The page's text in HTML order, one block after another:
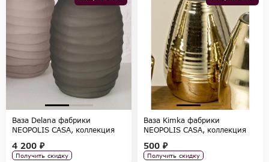
Ваза Delana фабрики
NEOPOLIS CASA, коллекция
4 200 ₽
Получить скидку
Ваза Kimka фабрики
NEOPOLIS CASA, коллекция
500 ₽
Получить скидку